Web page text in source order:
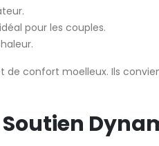
pour les couples.
de confort moelleux. Ils
Soutien